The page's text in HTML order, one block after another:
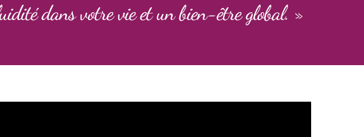
dans votre vie et un bien-être global. »